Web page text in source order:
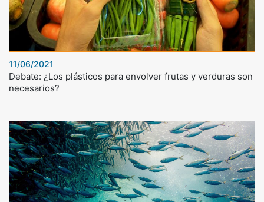
11/06/2021
Debate: ¿Los plásticos para envolver frutas y verduras son
necesarios?